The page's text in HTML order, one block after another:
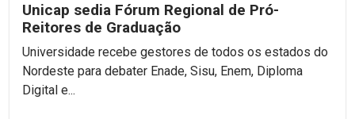
Unicap sedia Fórum Regional de Pró-
Reitores de Graduação
Universidade recebe gestores de todos os estados do
Nordeste para debater Enade, Sisu, Enem, Diploma
Digital e...